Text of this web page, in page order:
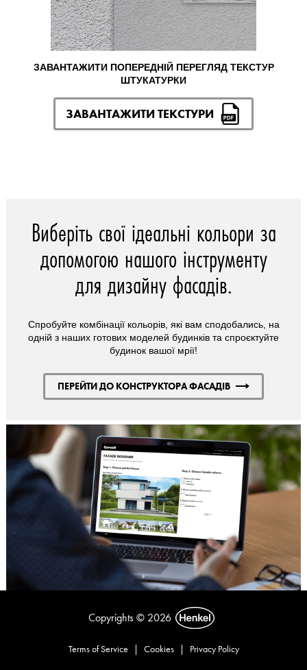
ЗАВАНТАЖИТИ ПОПЕРЕДНІЙ ПЕРЕГЛЯД ТЕКСТУР
ШТУКАТУРКИ
ЗАВАНТАЖИТИ ТЕКСТУРИ
Виберіть свої ідеальні кольори за
допомогою нашого інструменту
для дизайну фасадів.
Спробуйте комбінації кольорів, які вам сподобались, на
одній з наших готових моделей будинків та спроєктуйте
будинок вашої мрії!
ПЕРЕЙТИ ДО КОНСТРУКТОРА ФАСАДІВ
Copyrights © 2026
Terms of Service | Cookies | Privacy Policy